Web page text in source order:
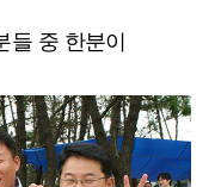
중 한분이